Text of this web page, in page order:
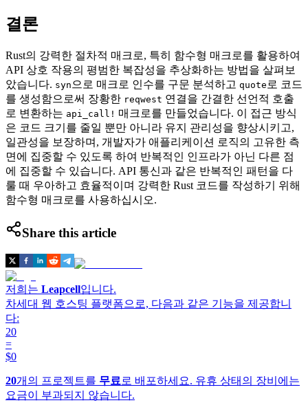
결론
Rust의 강력한 절차적 매크로, 특히 함수형 매크로를 활용하여
API 상호 작용의 평범한 복잡성을 추상화하는 방법을 살펴보
았습니다. syn 으로 매크로 인수를 구문 분석하고 quote 로 코드
를 생성함으로써 장황한 reqwest 연결을 간결한 선언적 호출
로 변환하는 api_call! 매크로를 만들었습니다. 이 접근 방식
은 코드 크기를 줄일 뿐만 아니라 유지 관리성을 향상시키고,
일관성을 보장하며, 개발자가 애플리케이션 로직의 고유한 측
면에 집중할 수 있도록 하여 반복적인 인프라가 아닌 다른 점
에 집중할 수 있습니다. API 통신과 같은 반복적인 패턴을 다
룰 때 우아하고 효율적이며 강력한 Rust 코드를 작성하기 위해
함수형 매크로를 사용하십시오.
Share this article
저희는 Leapcell입니다.
차세대 웹 호스팅 플랫폼으로, 다음과 같은 기능을 제공합니
다:
20
=
$0
20개의 프로젝트를 무료 로 배포하세요. 유휴 상태의 장비에는
요금이 부과되지 않습니다.